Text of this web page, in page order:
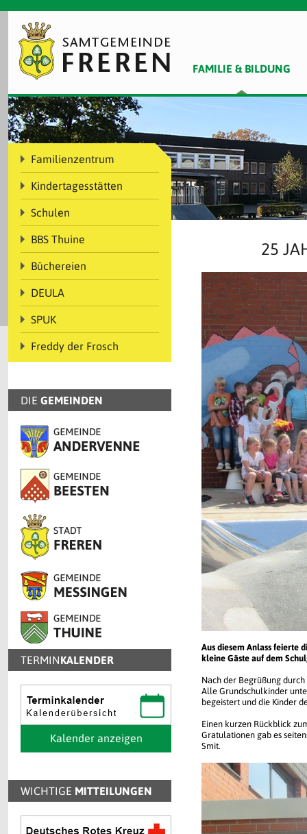
FAMILIE & BILDUNG
Familienzentrum
Kindertagesstätten
Schulen
BBS Thuine
Büchereien
DEULA
SPUK
Freddy der Frosch
DIE GEMEINDEN
TERMINKALENDER
Kalender anzeigen
WICHTIGE MITTEILUNGEN
25
Aus diesem Anlass feierte
kleine Gäste auf dem
Nach der Begrüßung
Alle Grundschulkinder
begeistert und die Kinder
Einen kurzen Rückblick
Gratulationen gab es
Smit.